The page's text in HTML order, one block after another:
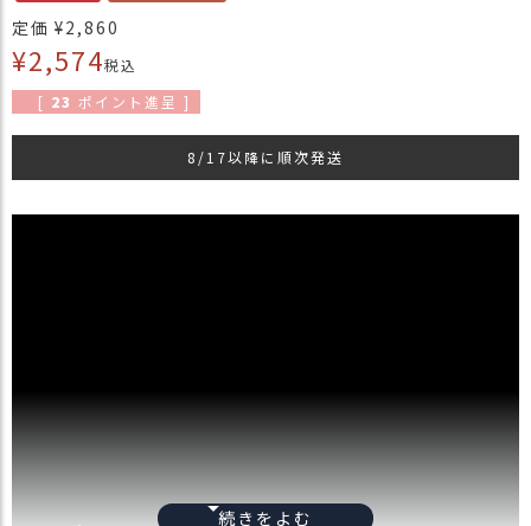
ッ
ピ
ン
グ
お
様
の
定価 ¥2,860
¥2,574税込
[ 23 ポイント進呈 ]
8/17以降に順次発送